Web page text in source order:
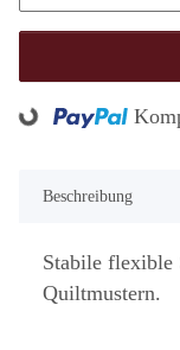
Loading...
Beschreibung
Stabile flexible
Quiltmustern.